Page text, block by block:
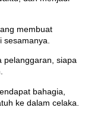
membuat
pelanggaran, siapa
bahagia,
ke dalam celaka.